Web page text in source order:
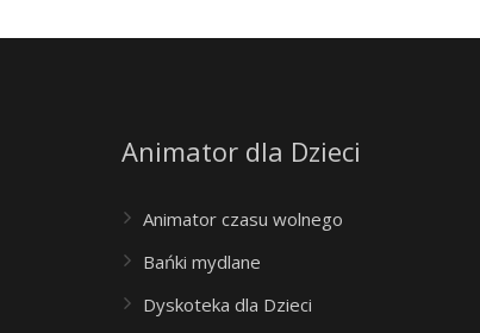
Animator dla Dzieci
Animator czasu wolnego
Bańki mydlane
Dyskoteka dla Dzieci